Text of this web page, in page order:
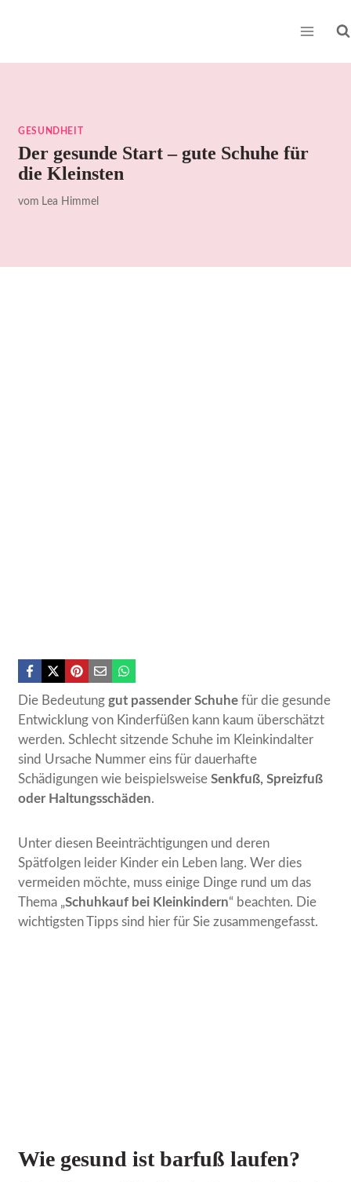
GESUNDHEIT
Der gesunde Start – gute Schuhe für
die Kleinsten
vom Lea Himmel
Die Bedeutunggut passender Schuhe für die gesunde
Entwicklung von Kinderfüßen kann kaum überschätzt
werden. Schlecht sitzende Schuhe im Kleinkindalter
sind Ursache Nummer eins für dauerhafte
Schädigungen wie beispielsweiseSenkfuß, Spreizfuß
oder Haltungsschäden.
Unter diesen Beeinträchtigungen und deren
Spätfolgen leider Kinder ein Leben lang. Wer dies
vermeiden möchte, muss einige Dinge rund um das
Thema „Schuhkauf bei Kleinkindern“ beachten. Die
wichtigsten Tipps sind hier für Sie zusammengefasst.
Wie gesund ist barfuß laufen?